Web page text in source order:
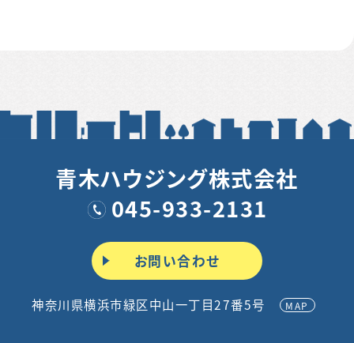
青木ハウジング株式会社
045-933-2131
お問い合わせ
神奈川県横浜市緑区中山一丁目27番5号 MAP